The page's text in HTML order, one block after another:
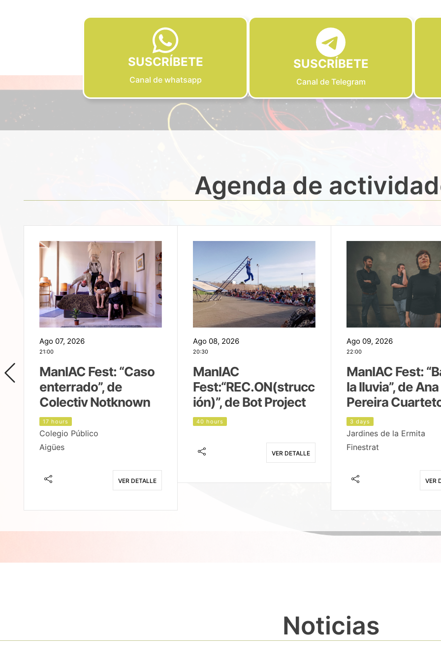
SUSCRÍBETE
Canal de whatsapp
SUSCRÍBETE
Canal de Telegram
Agenda de
Ago 07, 2026
21:00
ManIAC Fest: “Caso
enterrado”, de
Colectiv Notknown
17 hours
Colegio Público
Aigües
VER DETALLE
Ago 08, 2026
20:30
ManIAC
Fest:“REC.ON(strucc
ión)”, de Bot Project
40 hours
VER DETALLE
Ago 09, 2026
22:00
ManIAC Fest:
la lluvia”, de Ana
Pereira
3 days
Jardines de la Ermita
Finestrat
VER
Noticias